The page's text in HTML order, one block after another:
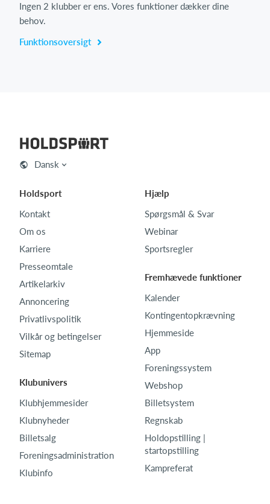
Ingen 2 klubber er ens. Vores funktioner dækker dine
behov.
Funktionsoversigt
Dansk
Holdsport
Kontakt
Om os
Karriere
Presseomtale
Artikelarkiv
Annoncering
Privatlivspolitik
Vilkår og betingelser
Sitemap
Klubunivers
Klubhjemmesider
Klubnyheder
Billetsalg
Foreningsadministration
Klubinfo
Hjælp
Spørgsmål & Svar
Webinar
Sportsregler
Fremhævede funktioner
Kalender
Kontingentopkrævning
Hjemmeside
App
Foreningssystem
Webshop
Billetsystem
Regnskab
Holdopstilling |
startopstilling
Kampreferat